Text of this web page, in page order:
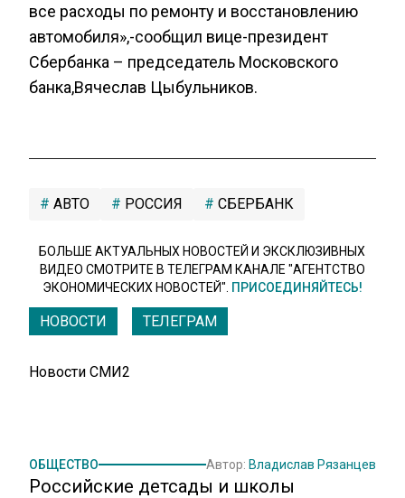
все расходы по ремонту и восстановлению
автомобиля»,-сообщил вице-президент
Сбербанка – председатель Московского
банка,Вячеслав Цыбульников.
АВТО РОССИЯ СБЕРБАНК
БОЛЬШЕ АКТУАЛЬНЫХ НОВОСТЕЙ И ЭКСКЛЮЗИВНЫХ
ВИДЕО СМОТРИТЕ В ТЕЛЕГРАМ КАНАЛЕ "АГЕНТСТВО
ЭКОНОМИЧЕСКИХ НОВОСТЕЙ". ПРИСОЕДИНЯЙТЕСЬ!
НОВОСТИ ТЕЛЕГРАМ
Новости СМИ2
ОБЩЕСТВО Автор: Владислав Рязанцев
Российские детсады и школы